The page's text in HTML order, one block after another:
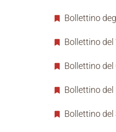
Bollettino
Bollettino del
Bollettino
Bollettino
Bollettino del